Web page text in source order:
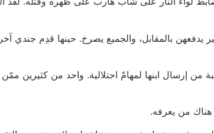
بالمقابل، والجميع يصرخ. حينها قدِم جندي
إرسال ابنها لمهامّ احتلالية. واحد من كثيرين ممّن
هناك من يعرفه.